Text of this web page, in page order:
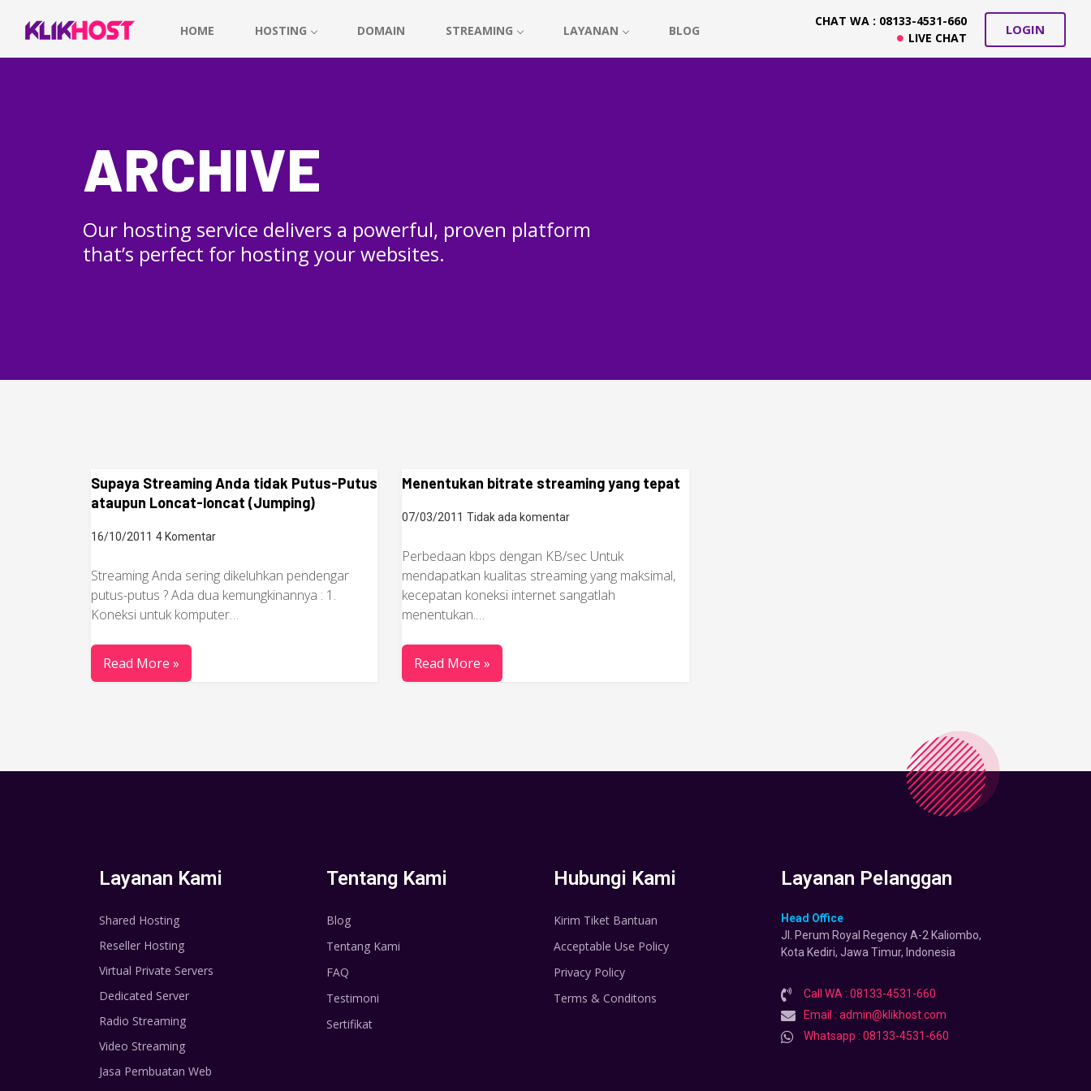
HOME HOSTING DOMAIN STREAMING LAYANAN BLOG
CHAT WA : 08133-4531-660
LIVE CHAT
LOGIN
ARCHIVE
Our hosting service delivers a powerful, proven platform
that’s perfect for hosting your websites.
Supaya Streaming Anda tidak Putus-Putus
ataupun Loncat-loncat (Jumping)
16/10/2011 4 Komentar
Streaming Anda sering dikeluhkan pendengar
putus-putus ? Ada dua kemungkinannya : 1.
Koneksi untuk komputer…
Read More »
Menentukan bitrate streaming yang tepat
07/03/2011 Tidak ada komentar
Perbedaan kbps dengan KB/sec Untuk
mendapatkan kualitas streaming yang maksimal,
kecepatan koneksi internet sangatlah
menentukan.…
Read More »
Layanan Kami
Shared Hosting
Reseller Hosting
Virtual Private Servers
Dedicated Server
Radio Streaming
Video Streaming
Jasa Pembuatan Web
Tentang Kami
Blog
Tentang Kami
FAQ
Testimoni
Sertifikat
Hubungi Kami
Kirim Tiket Bantuan
Acceptable Use Policy
Privacy Policy
Terms & Conditons
Layanan Pelanggan
Head Office
Jl. Perum Royal Regency A-2 Kaliombo,
Kota Kediri, Jawa Timur, Indonesia
Call WA : 08133-4531-660
Email : admin@klikhost.com
Whatsapp : 08133-4531-660